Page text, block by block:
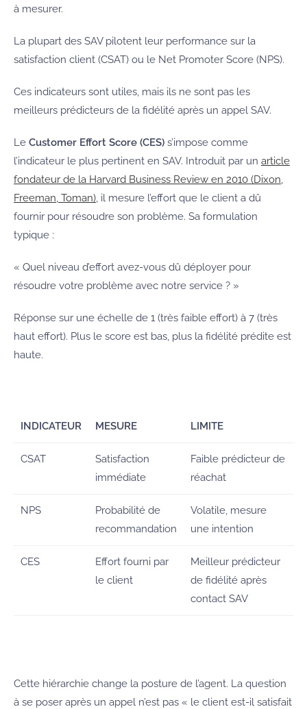
à mesurer.
La plupart des SAV pilotent leur performance sur la
satisfaction client (CSAT) ou le Net Promoter Score (NPS).
Ces indicateurs sont utiles, mais ils ne sont pas les
meilleurs prédicteurs de la fidélité après un appel SAV.
Le Customer Effort Score (CES) s’impose comme
l’indicateur le plus pertinent en SAV. Introduit par un article
fondateur de la Harvard Business Review en 2010 (Dixon,
Freeman, Toman), il mesure l’effort que le client a dû
fournir pour résoudre son problème. Sa formulation
typique :
« Quel niveau d’effort avez-vous dû déployer pour
résoudre votre problème avec notre service ? »
Réponse sur une échelle de 1 (très faible effort) à 7 (très
haut effort). Plus le score est bas, plus la fidélité prédite est
haute.
INDICATEUR MESURE LIMITE
CSAT
Satisfaction
immédiate
Faible prédicteur de
réachat
NPS
Probabilité de
recommandation
Volatile, mesure
une intention
CES
Effort fourni par
le client
Meilleur prédicteur
de fidélité après
contact SAV
Cette hiérarchie change la posture de l’agent. La question
à se poser après un appel n’est pas « le client est-il satisfait